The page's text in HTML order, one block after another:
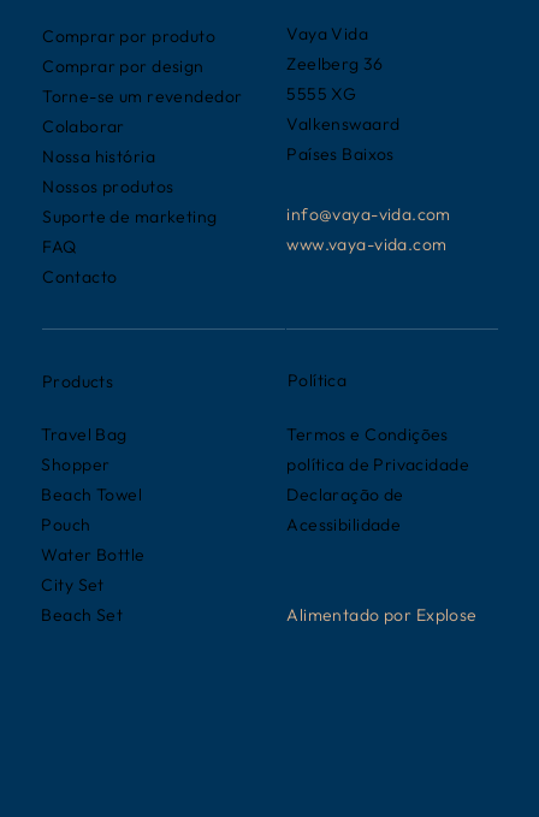
Vaya Vida
Zeelberg 36
5555 XG
Valkenswaard
Países Baixos
info@vaya-vida.com
www.vaya-vida.com
Comprar por produto
Comprar por design
Torne-se um revendedor
Colaborar
Nossa história
Nossos produtos
Suporte de marketing
FAQ
Contacto
Products
Travel Bag
Shopper
Beach Towel
Pouch
Water Bottle
City Set
Beach Set
Política
Termos e Condições
política de Privacidade
Declaração de
Acessibilidade
Alimentado por Explose